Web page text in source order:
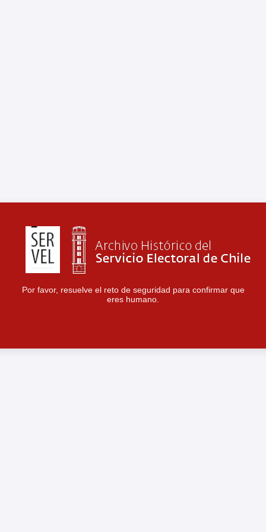
Por favor, resuelve el reto de seguridad para confirmar que
eres humano.